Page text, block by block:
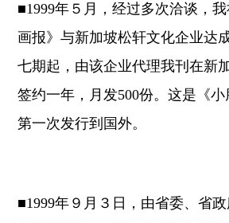
■1999年５月，经过多次洽谈，
画报》与新加坡松轩文化企业达
七期起，由该企业代理我刊在新
签约一年，月发500份。这是《小
第一次发行到国外。
■1999年９月３日，由省委、省